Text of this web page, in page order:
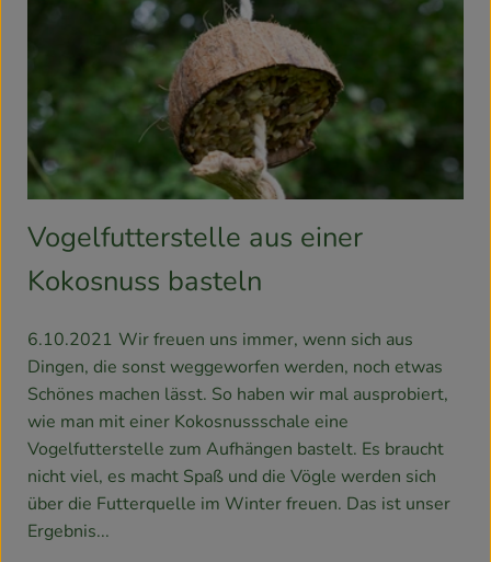
Vogelfutterstelle aus einer
Kokosnuss basteln
6.10.2021 Wir freuen uns immer, wenn sich aus
Dingen, die sonst weggeworfen werden, noch etwas
Schönes machen lässt. So haben wir mal ausprobiert,
wie man mit einer Kokosnussschale eine
Vogelfutterstelle zum Aufhängen bastelt. Es braucht
nicht viel, es macht Spaß und die Vögle werden sich
über die Futterquelle im Winter freuen. Das ist unser
Ergebnis...